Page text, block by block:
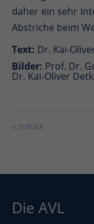
daher ein sehr
Abstriche beim
Text: Dr. Kai-
Bilder: Prof. Dr.
Dr. Kai-Oliver
ZURÜCK
Die AVL